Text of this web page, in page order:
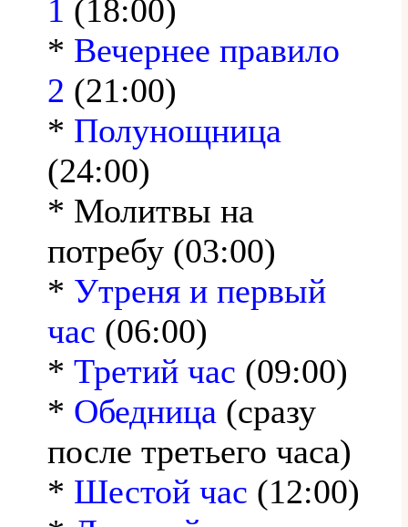
1 (18:00)
* Вечернее правило
2 (21:00)
* Полунощница
(24:00)
* Молитвы на
потребу (03:00)
* Утреня и первый
час (06:00)
* Третий час (09:00)
* Обедница (сразу
после третьего часа)
* Шестой час (12:00)